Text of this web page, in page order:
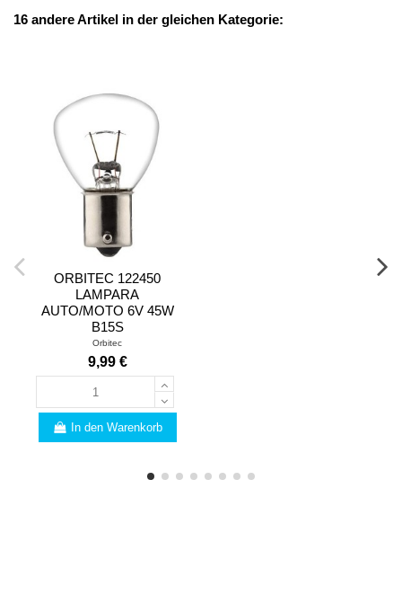
16 andere Artikel in der gleichen Kategorie:
ORBITEC 122450
LAMPARA
AUTO/MOTO 6V 45W
B15S
Orbitec
9,99 €
In den Warenkorb